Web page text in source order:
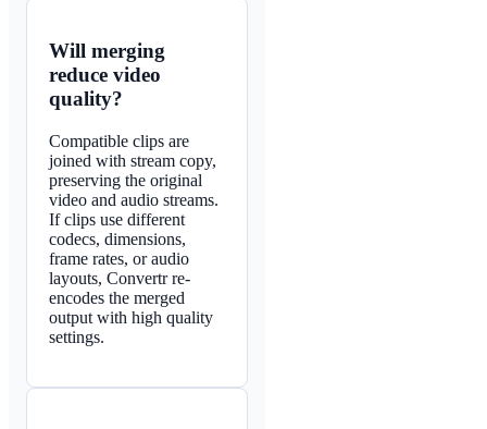
Will merging
reduce video
quality?
Compatible clips are
joined with stream copy,
preserving the original
video and audio streams.
If clips use different
codecs, dimensions,
frame rates, or audio
layouts, Convertr re-
encodes the merged
output with high quality
settings.